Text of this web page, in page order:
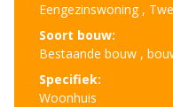
Eengezinswoning ,
Soort bouw:
Bestaande bouw ,
Specifiek:
Woonhuis